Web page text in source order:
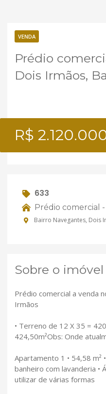
VENDA
Prédio
Dois Irmãos,
R$
633
Prédio comercial -
Bairro Navegantes, Dois
Sobre o imóvel
Prédio comercial a venda
Irmãos
• Terreno de 12 X 35 =
424,50m²Obs: Onde
Apartamento 1 • 54,58 m²
banheiro com lavanderia •
utilizar de várias formas